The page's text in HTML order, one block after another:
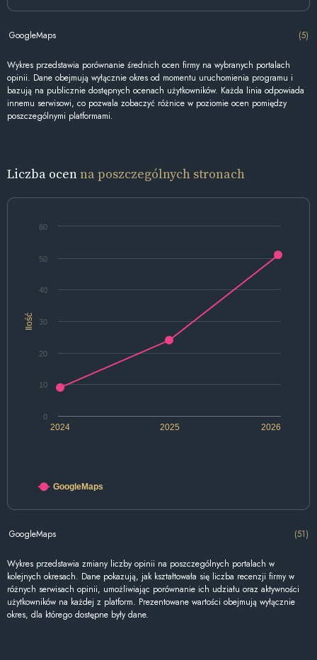
GoogleMaps (5)
Wykres przedstawia porównanie średnich ocen firmy na wybranych portalach
opinii. Dane obejmują wyłącznie okres od momentu uruchomienia programu i
bazują na publicznie dostępnych ocenach użytkowników. Każda linia odpowiada
innemu serwisowi, co pozwala zobaczyć różnice w poziomie ocen pomiędzy
poszczególnymi platformami.
Liczba ocenna poszczególnych stronach
Ilość
2024 2025 2026
0
10
20
30
40
50
60
GoogleMaps
GoogleMaps (51)
Wykres przedstawia zmiany liczby opinii na poszczególnych portalach w
kolejnych okresach. Dane pokazują, jak kształtowała się liczba recenzji firmy w
różnych serwisach opinii, umożliwiając porównanie ich udziału oraz aktywności
użytkowników na każdej z platform. Prezentowane wartości obejmują wyłącznie
okres, dla którego dostępne były dane.